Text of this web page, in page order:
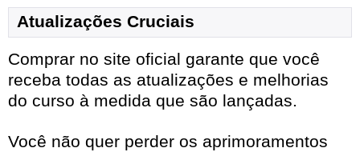
Atualizações Cruciais
Comprar no site oficial garante que você
receba todas as atualizações e melhorias
do curso à medida que são lançadas.
Você não quer perder os aprimoramentos